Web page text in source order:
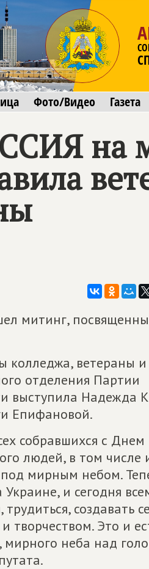
Фото/Видео Газета
на
митинг,
колледжа, ветераны и
отделения Партии
выступила Надежда
Епифановой.
собравшихся с Днем
людей, в том числе
мирным небом.
и сегодня
создавать
творчеством. Это и
неба над